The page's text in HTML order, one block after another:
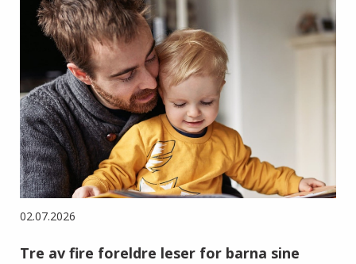
02.07.2026
Tre av fire foreldre leser for barna sine